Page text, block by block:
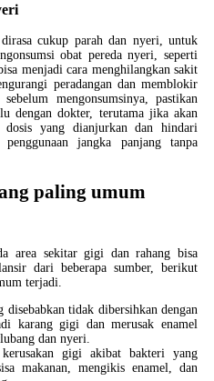
cukup parah dan nyeri, untuk
obat pereda nyeri, seperti
menjadi cara menghilangkan sakit
peradangan dan memblokir
mengonsumsinya, pastikan
dengan dokter, terutama jika akan
yang dianjurkan dan hindari
jangka panjang tanpa
paling umum
area sekitar gigi dan rahang bisa
dari beberapa sumber, berikut
terjadi.
tidak dibersihkan dengan
karang gigi dan merusak enamel
dan nyeri.
gigi akibat bakteri yang
makanan, mengikis enamel, dan